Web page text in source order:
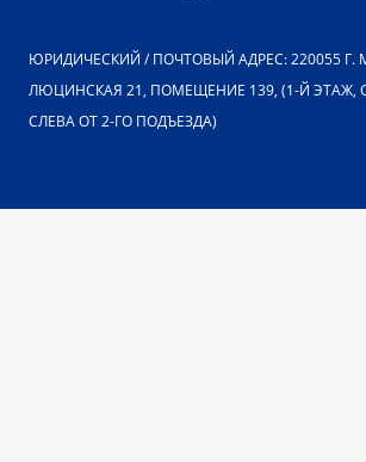
ЮРИДИЧЕСКИЙ / ПОЧТОВЫЙ АДРЕС: 220055 Г.
ЛЮЦИНСКАЯ 21, ПОМЕЩЕНИЕ 139, (1-Й ЭТАЖ,
СЛЕВА ОТ 2-ГО ПОДЪЕЗДА)